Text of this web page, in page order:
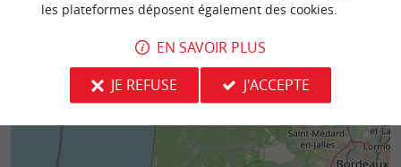
les plateformes déposent également des cookies.
EN SAVOIR PLUS
JE REFUSE
J'ACCEPTE